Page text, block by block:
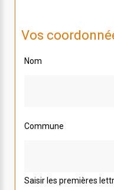
Vos
Nom
Commune
Saisir les premières